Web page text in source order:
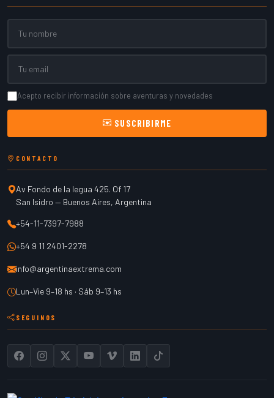
Acepto recibir información sobre aventuras y novedades
SUSCRIBIRME
CONTACTO
Av Fondo de la legua 425. Of 17
San Isidro — Buenos Aires, Argentina
+54-11-7397-7988
+54 9 11 2401-2278
info@argentinaextrema.com
Lun–Vie 9–18 hs · Sáb 9–13 hs
SEGUINOS